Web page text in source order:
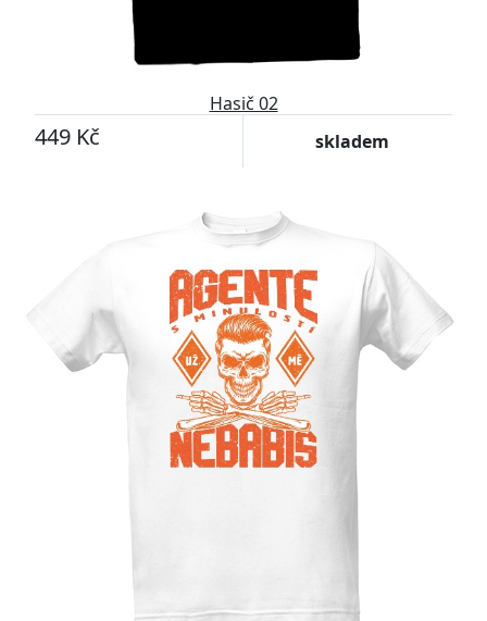
Hasič 02
449 Kč skladem